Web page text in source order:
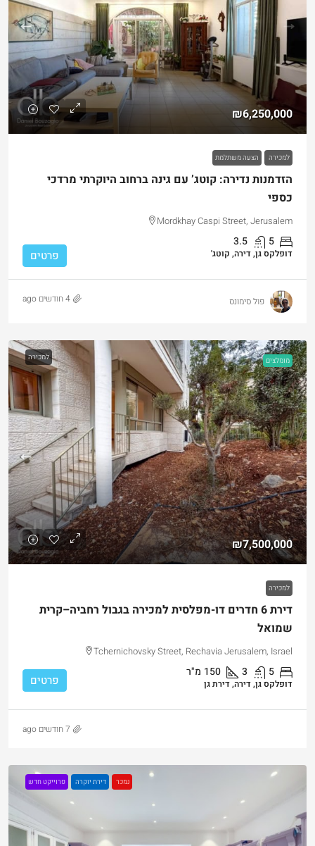
₪6,250,000
למכירה הצעה משתלמת
הזדמנות נדירה: קוטג’ עם גינה ברחוב היוקרתי מרדכי
כספי
Mordkhay Caspi Street, Jerusalem
5
3.5
דופלקס גן, דירה, קוטג' פרטים
פול סימונס 4 חודשים ago
מומלצים למכירה
₪7,500,000
למכירה
דירת 6 חדרים דו-מפלסית למכירה בגבול רחביה–קרית
שמואל
Tchernichovsky Street, Rechavia Jerusalem, Israel
5
3
150 מ"ר
דופלקס גן, דירה, דירת גן פרטים
7 חודשים ago
נמכר דירת יוקרה פרוייקט חדש